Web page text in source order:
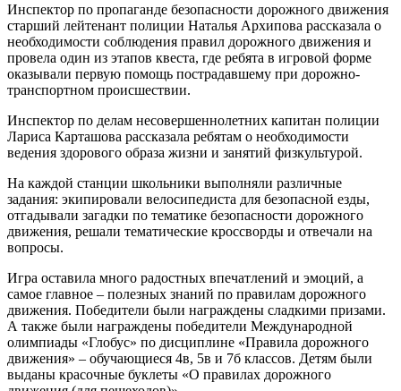
Инспектор по пропаганде безопасности дорожного движения
старший лейтенант полиции Наталья Архипова рассказала о
необходимости соблюдения правил дорожного движения и
провела один из этапов квеста, где ребята в игровой форме
оказывали первую помощь пострадавшему при дорожно-
транспортном происшествии.
Инспектор по делам несовершеннолетних капитан полиции
Лариса Карташова рассказала ребятам о необходимости
ведения здорового образа жизни и занятий физкультурой.
На каждой станции школьники выполняли различные
задания: экипировали велосипедиста для безопасной езды,
отгадывали загадки по тематике безопасности дорожного
движения, решали тематические кроссворды и отвечали на
вопросы.
Игра оставила много радостных впечатлений и эмоций, а
самое главное – полезных знаний по правилам дорожного
движения. Победители были награждены сладкими призами.
А также были награждены победители Международной
олимпиады «Глобус» по дисциплине «Правила дорожного
движения» – обучающиеся 4в, 5в и 7б классов. Детям были
выданы красочные буклеты «О правилах дорожного